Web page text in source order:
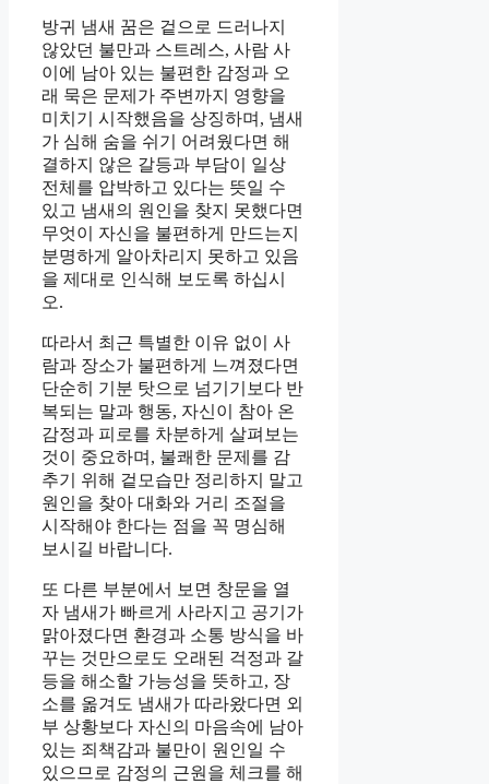
방귀 냄새 꿈은 겉으로 드러나지
않았던 불만과 스트레스, 사람 사
이에 남아 있는 불편한 감정과 오
래 묵은 문제가 주변까지 영향을
미치기 시작했음을 상징하며, 냄새
가 심해 숨을 쉬기 어려웠다면 해
결하지 않은 갈등과 부담이 일상
전체를 압박하고 있다는 뜻일 수
있고 냄새의 원인을 찾지 못했다면
무엇이 자신을 불편하게 만드는지
분명하게 알아차리지 못하고 있음
을 제대로 인식해 보도록 하십시
오.
따라서 최근 특별한 이유 없이 사
람과 장소가 불편하게 느껴졌다면
단순히 기분 탓으로 넘기기보다 반
복되는 말과 행동, 자신이 참아 온
감정과 피로를 차분하게 살펴보는
것이 중요하며, 불쾌한 문제를 감
추기 위해 겉모습만 정리하지 말고
원인을 찾아 대화와 거리 조절을
시작해야 한다는 점을 꼭 명심해
보시길 바랍니다.
또 다른 부분에서 보면 창문을 열
자 냄새가 빠르게 사라지고 공기가
맑아졌다면 환경과 소통 방식을 바
꾸는 것만으로도 오래된 걱정과 갈
등을 해소할 가능성을 뜻하고, 장
소를 옮겨도 냄새가 따라왔다면 외
부 상황보다 자신의 마음속에 남아
있는 죄책감과 불만이 원인일 수
있으므로 감정의 근원을 체크를 해